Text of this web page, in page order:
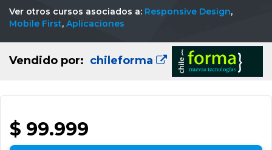
Ver otros cursos asociados a: Responsive Design,
Mobile First, Aplicaciones
Vendido por: chileforma
$ 99.999